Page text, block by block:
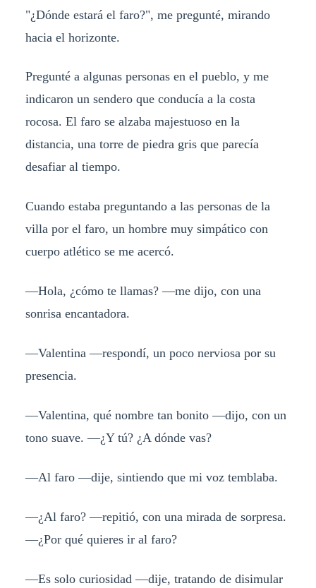
"¿Dónde estará el faro?", me pregunté, mirando
hacia el horizonte.
Pregunté a algunas personas en el pueblo, y me
indicaron un sendero que conducía a la costa
rocosa. El faro se alzaba majestuoso en la
distancia, una torre de piedra gris que parecía
desafiar al tiempo.
Cuando estaba preguntando a las personas de la
villa por el faro, un hombre muy simpático con
cuerpo atlético se me acercó.
—Hola, ¿cómo te llamas? —me dijo, con una
sonrisa encantadora.
—Valentina —respondí, un poco nerviosa por su
presencia.
—Valentina, qué nombre tan bonito —dijo, con un
tono suave. —¿Y tú? ¿A dónde vas?
—Al faro —dije, sintiendo que mi voz temblaba.
—¿Al faro? —repitió, con una mirada de sorpresa.
—¿Por qué quieres ir al faro?
—Es solo curiosidad —dije, tratando de disimular